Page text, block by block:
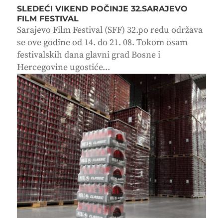
SLEDEĆI VIKEND POČINJE 32.SARAJEVO
FILM FESTIVAL
Sarajevo Film Festival (SFF) 32.po redu održava
se ove godine od 14. do 21. 08. Tokom osam
festivalskih dana glavni grad Bosne i
Hercegovine ugostiće...